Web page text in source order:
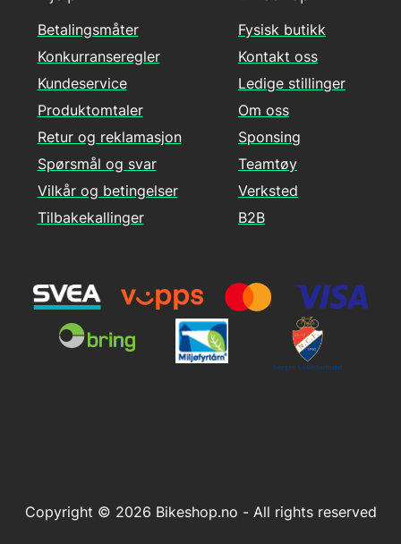
Betalingsmåter
Konkurranseregler
Kundeservice
Produktomtaler
Retur og reklamasjon
Spørsmål og svar
Vilkår og betingelser
Tilbakekallinger
Fysisk butikk
Kontakt oss
Ledige stillinger
Om oss
Sponsing
Teamtøy
Verksted
B2B
Copyright © 2026 Bikeshop.no - All rights reserved